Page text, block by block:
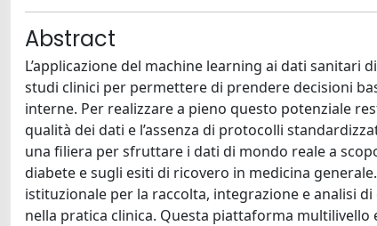
Abstract
L’applicazione del machine learning ai dati
studi clinici per permettere di prendere decisioni
interne. Per realizzare a pieno questo potenziale
qualità dei dati e l’assenza di protocolli
una filiera per sfruttare i dati di mondo reale a
diabete e sugli esiti di ricovero in medicina
istituzionale per la raccolta, integrazione e analisi
nella pratica clinica. Questa piattaforma